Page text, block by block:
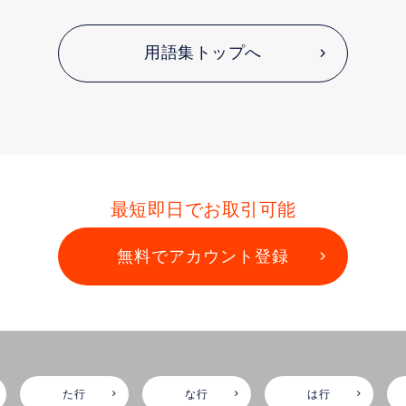
用語集トップへ
最短即日でお取引可能
無料でアカウント登録
た行 な行 は行